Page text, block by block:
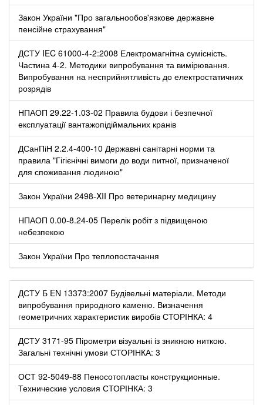
Закон України "Про загальнообов'язкове державне
пенсійне страхування"
ДСТУ IEC 61000-4-2:2008 Електромагнітна сумісність.
Частина 4-2. Методики випробування та вимірювання.
Випробування на несприйнятливість до електростатичних
розрядів
НПАОП 29.22-1.03-02 Правила будови і безпечної
експлуатації вантажопідіймальних кранів
ДСанПіН 2.2.4-400-10 Державні санітарні норми та
правила "Гігієнічні вимоги до води питної, призначеної
для споживання людиною"
Закон України 2498-XII Про ветеринарну медицину
НПАОП 0.00-8.24-05 Перелік робіт з підвищеною
небезпекою
Закон України Про теплопостачання
ДСТУ Б EN 13373:2007 Будівельні матеріали. Методи
випробування природного каменю. Визначення
геометричних характеристик виробів СТОРІНКА: 4
ДСТУ 3171-95 Пірометри візуальні із зникною ниткою.
Загальні технічні умови СТОРІНКА: 3
ОСТ 92-5049-88 Пеносотопласты конструкционные.
Технические условия СТОРІНКА: 3